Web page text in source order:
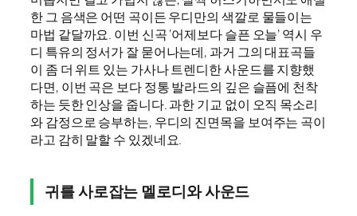
한 그 음색은 어떤 곡이든 우디만의 색깔로 물들이는
마법 같달까요. 이번 신곡 ‘어제보다 슬픈 오늘’ 역시 우
디 특유의 정서가 잘 묻어나는데, 과거 그의 대표곡들
이 좀 더 위트 있는 가사나 트렌디한 사운드를 지향했
다면, 이번 곡은 보다 정통 발라드의 깊은 슬픔에 천착
하는 듯한 인상을 줍니다. 과한 기교 없이 오직 목소리
와 감정으로 승부하는, 우디의 진면목을 보여주는 곡이
라고 감히 말할 수 있겠네요.
귀를 사로잡는 멜로디와 사운드